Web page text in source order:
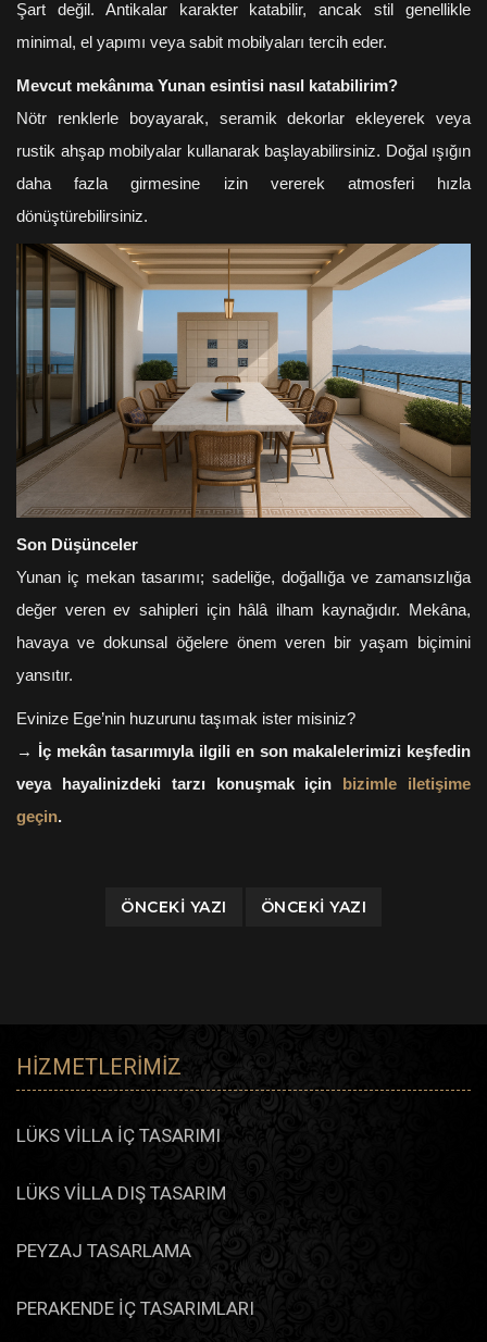
Şart değil. Antikalar karakter katabilir, ancak stil genellikle
minimal, el yapımı veya sabit mobilyaları tercih eder.
Mevcut mekânıma Yunan esintisi nasıl katabilirim?
Nötr renklerle boyayarak, seramik dekorlar ekleyerek veya
rustik ahşap mobilyalar kullanarak başlayabilirsiniz. Doğal ışığın
daha fazla girmesine izin vererek atmosferi hızla
dönüştürebilirsiniz.
Son Düşünceler
Yunan iç mekan tasarımı; sadeliğe, doğallığa ve zamansızlığa
değer veren ev sahipleri için hâlâ ilham kaynağıdır. Mekâna,
havaya ve dokunsal öğelere önem veren bir yaşam biçimini
yansıtır.
Evinize Ege’nin huzurunu taşımak ister misiniz?
→
İç mekân tasarımıyla ilgili en son makalelerimizi keşfedin
veya hayalinizdeki tarzı konuşmak için
bizimle iletişime
geçin.
ÖNCEKI YAZI ÖNCEKI YAZI
HIZMETLERIMIZ
LÜKS VİLLA İÇ TASARIMI
LÜKS VİLLA DIŞ TASARIM
PEYZAJ TASARLAMA
PERAKENDE İÇ TASARIMLARI